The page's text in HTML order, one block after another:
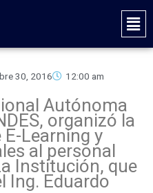
Main
30, 2016 12:00 am
Autónoma
organizó la
Learning y
al personal
Institución, que
Ing. Eduardo